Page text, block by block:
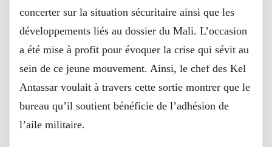
concerter sur la situation sécuritaire ainsi que les
développements liés au dossier du Mali. L’occasion
a été mise à profit pour évoquer la crise qui sévit au
sein de ce jeune mouvement. Ainsi, le chef des Kel
Antassar voulait à travers cette sortie montrer que le
bureau qu’il soutient bénéficie de l’adhésion de
l’aile militaire.